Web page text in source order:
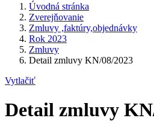
Úvodná stránka
Zverejňovanie
Zmluvy ,faktúry,objednávky
Rok 2023
Zmluvy
Detail zmluvy KN/08/2023
Vytlačiť
Detail zmluvy